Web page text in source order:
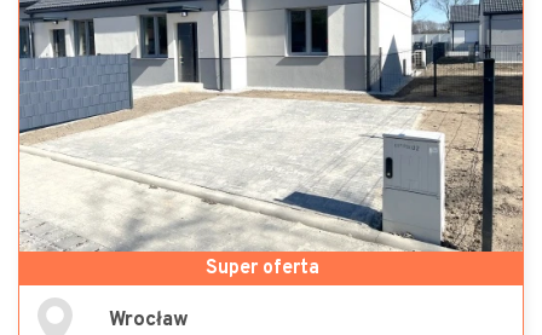
Wrocław
Super oferta